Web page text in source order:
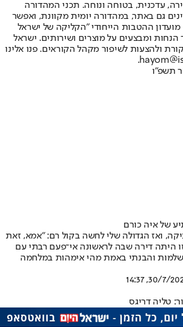
עדכנית, בטוחה ונוחה. תכני המהדורה
גם באתר, במהדורה יומית מקוונת, ואפשר
מועדון ההטבות הייחודי "הקליקה של ישראל
הנחות ומבצעים על מוצרים ושירותים. ישראל
ולהצעות לשיפור מקהל הקוראים. פנו אלינו
תשפ"ו
של איה כורם
ואז הגדולה שלי לחשה בקול רם: "אמא, זאת
היתה דירה שבה לראשונה אי־פעם רבתי עם
והבנתי באמת מהי אימהות במלחמה
30/7/2025,
טליה דריגס